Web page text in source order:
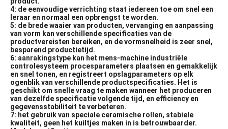
4: de eenvoudige verrichting staat iedereen toe om snel een
leraar en normaal een opbrengst te worden.
5: de brede waaier van producten, vervanging en aanpassing
van vorm kan verschillende specificaties van de
productvereisten bereiken, en de vormsnelheid is zeer snel,
besparend productietijd.
6: aanrakingstype kan het mens-machine industriële
controlesysteem procesparameters plaatsen en gemakkelijk
en snel tonen, en registreert opslagparameters op elk
ogenblik van verschillende productspecificaties. Het is
geschikt om snelle vraag te maken wanneer het produceren
van dezelfde specificatie volgende tijd, en efficiency en
gegevensstabiliteit te verbeteren.
7: het gebruik van speciale ceramische rollen, stabiele
kwaliteit, geen het kuiltjes maken in is betrouwbaarder.